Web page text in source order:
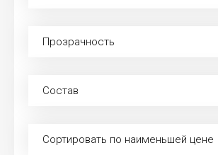
Прозрачность
Состав
Сортировать по наименьшей цене